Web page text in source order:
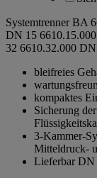
Systemtrenner BA
DN 15 6610.15.000
32 6610.32.000
bleifreies
kompaktes
Sicherung
3-Kammer-
Mitteldruck-
Lieferbar